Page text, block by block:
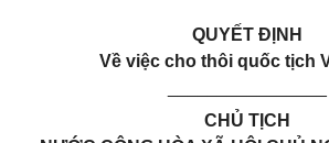
QUYẾT ĐỊNH
Về việc cho thôi quốc tịch
CHỦ TỊCH